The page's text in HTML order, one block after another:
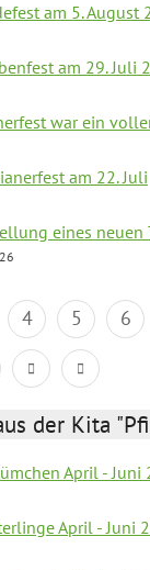
am 5. August
am 29. Juli
war ein
am 22. Juli
eines neuen
4 5 6
der Kita
April - Juni
April - Juni